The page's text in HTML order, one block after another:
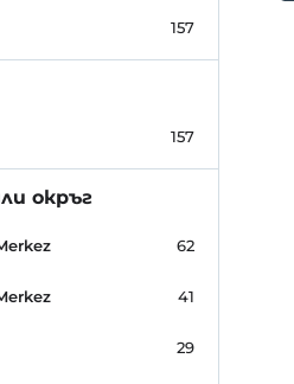
157
157
окръг
62
41
29